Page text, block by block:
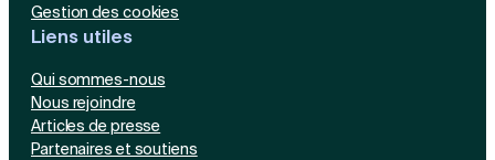
Gestion des cookies
Liens utiles
Qui sommes-nous
Nous rejoindre
Articles de presse
Partenaires et soutiens